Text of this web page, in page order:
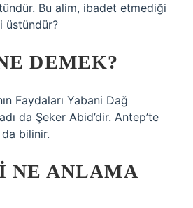
Bu alim, ibadet etmediği
üstündür?
DEMEK?
Faydaları Yabani Dağ
da Şeker Abid’dir. Antep’te
da bilinir.
NE ANLAMA